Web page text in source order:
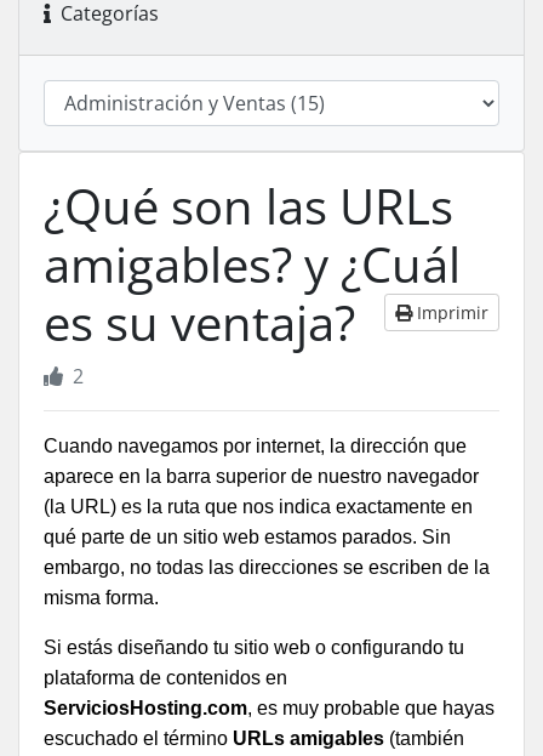
Categorías
¿Qué son las URLs
amigables? y ¿Cuál
es su ventaja?
Imprimir
2
Cuando navegamos por internet, la dirección que
aparece en la barra superior de nuestro navegador
(la URL) es la ruta que nos indica exactamente en
qué parte de un sitio web estamos parados. Sin
embargo, no todas las direcciones se escriben de la
misma forma.
Si estás diseñando tu sitio web o configurando tu
plataforma de contenidos en
ServiciosHosting.com, es muy probable que hayas
escuchado el término URLs amigables (también